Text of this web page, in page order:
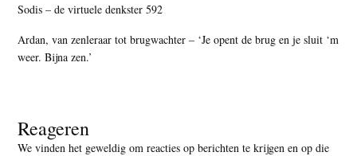
Sodis – de virtuele denkster 592
Ardan, van zenleraar tot brugwachter – ‘Je opent de brug en je sluit ‘m
weer. Bijna zen.’
Reageren
We vinden het geweldig om reacties op berichten te krijgen en op die